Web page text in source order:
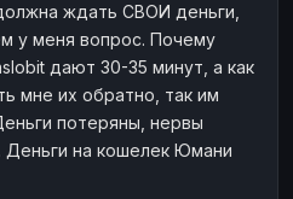
ждать СВОИ деньги,
у меня вопрос. Почему
дают 30-35 минут, а как
мне их обратно, так им
потеряны, нервы
Деньги на кошелек Юмани